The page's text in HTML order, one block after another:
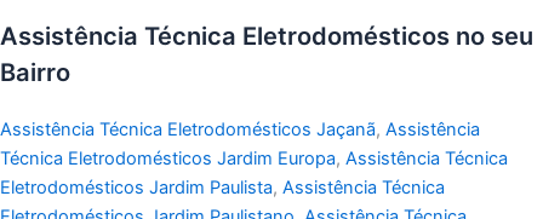
Assistência Técnica Eletrodomésticos no seu
Bairro
Assistência Técnica Eletrodomésticos Jaçanã, Assistência
Técnica Eletrodomésticos Jardim Europa, Assistência Técnica
Eletrodomésticos Jardim Paulista, Assistência Técnica